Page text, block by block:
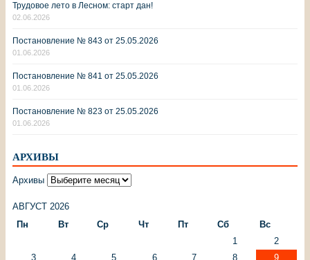
Трудовое лето в Лесном: старт дан!
02.06.2026
Постановление № 843 от 25.05.2026
01.06.2026
Постановление № 841 от 25.05.2026
01.06.2026
Постановление № 823 от 25.05.2026
01.06.2026
АРХИВЫ
Архивы
АВГУСТ 2026
Пн
Вт Ср Чт Пт Сб
Вс
1
2
3
4 5 6 7 8
9